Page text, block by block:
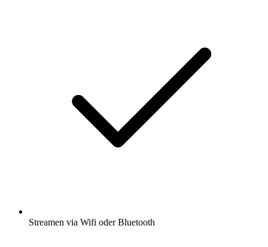
Streamen via Wifi oder Bluetooth